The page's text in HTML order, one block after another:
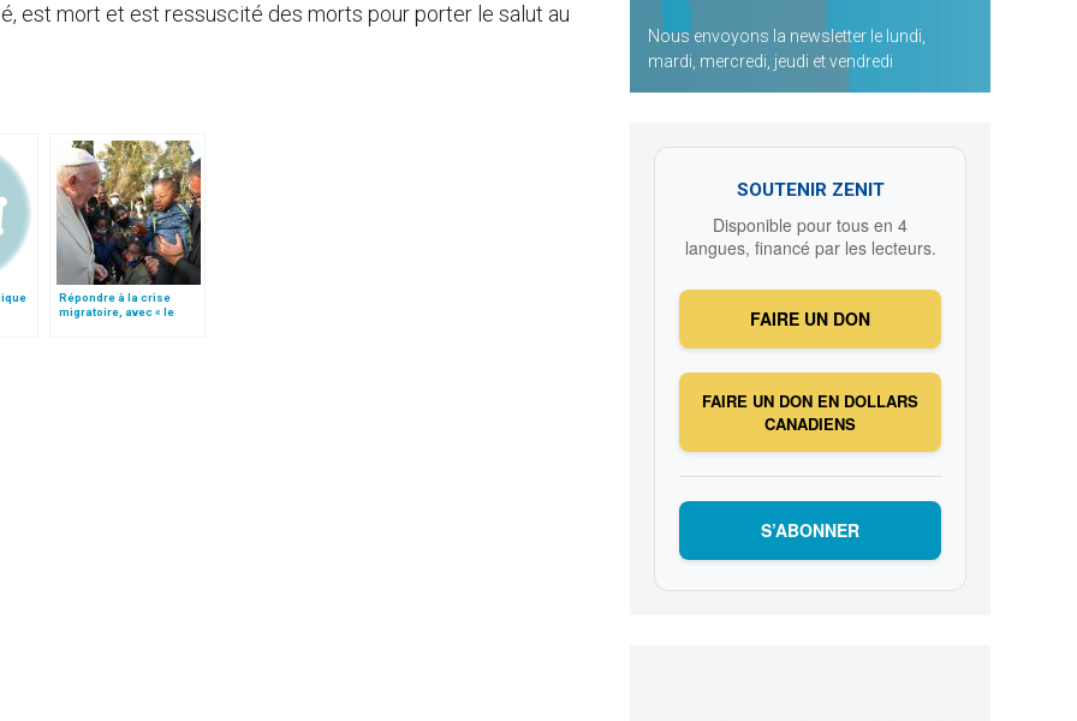
est mort et est ressuscité des morts pour porter le salut au
Répondre à la crise
migratoire, avec « le
Nous envoyons la newsletter le lundi,
mardi, mercredi, jeudi et vendredi
SOUTENIR ZENIT
Disponible pour tous en 4
langues, financé par les lecteurs.
FAIRE UN DON
FAIRE UN DON EN DOLLARS
CANADIENS
S’ABONNER